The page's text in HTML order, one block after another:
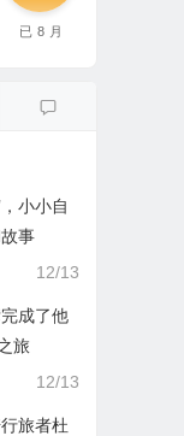
已 8 月
小小自
事
12/13
成了他
旅
12/13
旅者杜